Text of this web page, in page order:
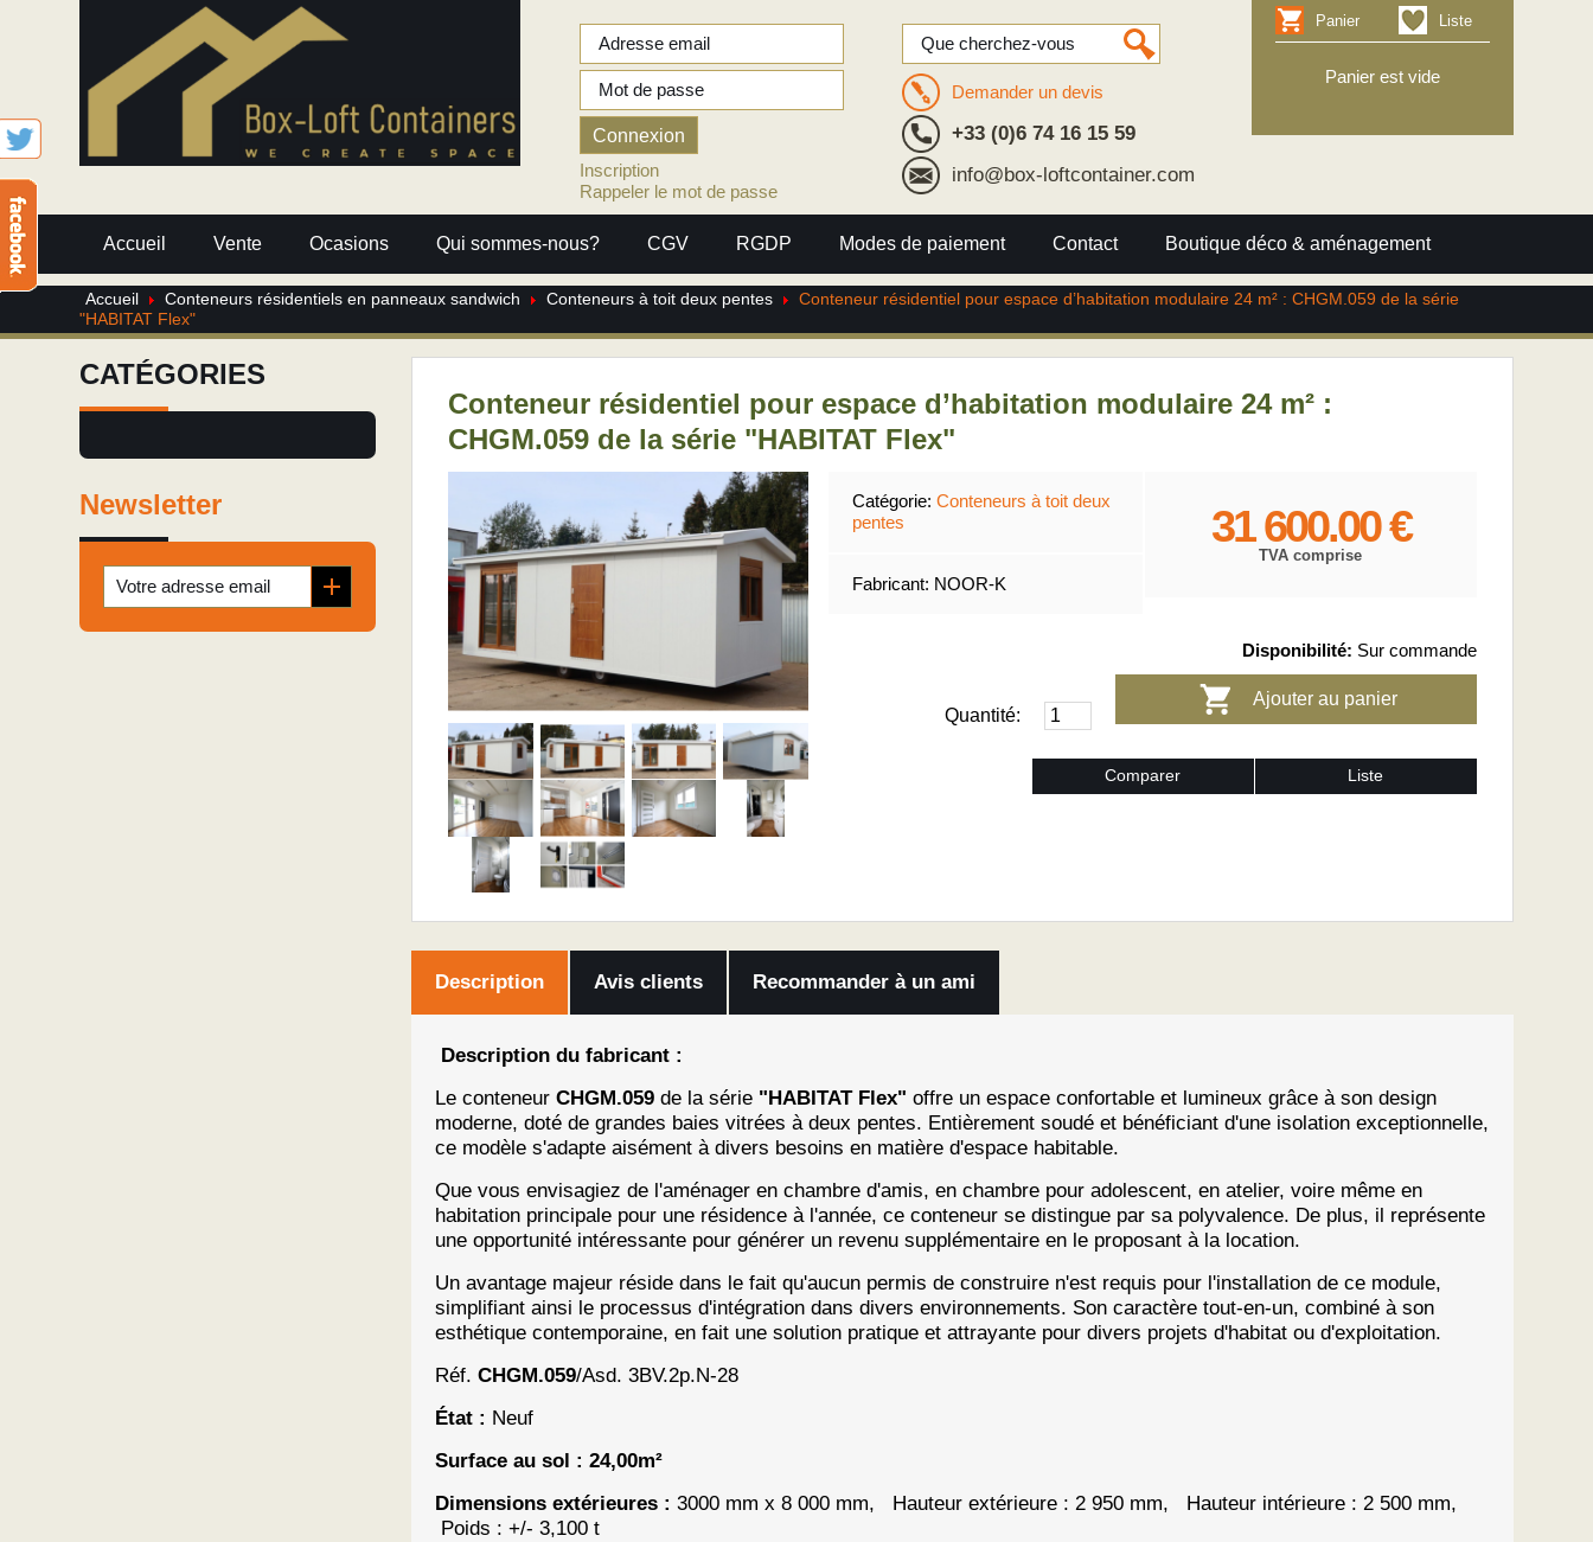
Inscription
Rappeler le mot de passe
Demander un devis
+33 (0)6 74 16 15 59
info@box-loftcontainer.com
Panier Liste
Panier est vide
Accueil Vente Ocasions Qui sommes-nous? CGV RGDP Modes de paiement Contact Boutique déco & aménagement
Accueil Conteneurs résidentiels en panneaux sandwich Conteneurs à toit deux pentes
Conteneur résidentiel pour espace d’habitation modulaire 24 m² : CHGM.059 de la série
"HABITAT Flex"
CATÉGORIES
Newsletter
Conteneur résidentiel pour espace d’habitation modulaire 24 m² :
CHGM.059 de la série "HABITAT Flex"
Catégorie: Conteneurs à toit deux
pentes
Fabricant: NOOR-K
31 600.00 €
TVA comprise
Disponibilité: Sur commande
Ajouter au panier
Quantité:
Liste
Comparer
Description Avis clients Recommander à un ami
Description du fabricant :
Le conteneurCHGM.059 de la série "HABITAT Flex" offre un espace confortable et lumineux grâce à son design
moderne, doté de grandes baies vitrées à deux pentes. Entièrement soudé et bénéficiant d'une isolation exceptionnelle,
ce modèle s'adapte aisément à divers besoins en matière d'espace habitable.
Que vous envisagiez de l'aménager en chambre d'amis, en chambre pour adolescent, en atelier, voire même en
habitation principale pour une résidence à l'année, ce conteneur se distingue par sa polyvalence. De plus, il représente
une opportunité intéressante pour générer un revenu supplémentaire en le proposant à la location.
Un avantage majeur réside dans le fait qu'aucun permis de construire n'est requis pour l'installation de ce module,
simplifiant ainsi le processus d'intégration dans divers environnements. Son caractère tout-en-un, combiné à son
esthétique contemporaine, en fait une solution pratique et attrayante pour divers projets d'habitat ou d'exploitation.
Réf.CHGM.059/Asd. 3BV.2p.N-28
État : Neuf
Surface au sol : 24,00m²
Dimensions extérieures : 3000 mm x 8 000 mm, Hauteur extérieure : 2 950 mm, Hauteur intérieure : 2 500 mm,
Poids : +/- 3,100 t